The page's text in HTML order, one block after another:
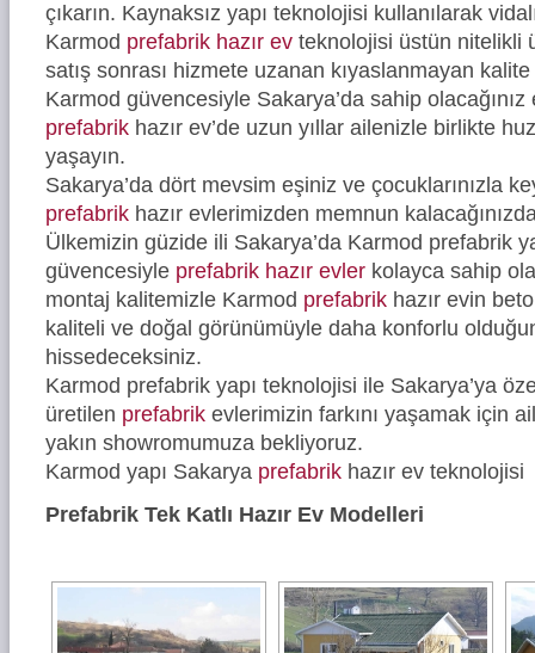
çıkarın. Kaynaksız yapı teknolojisi kullanılarak
Karmod prefabrik hazır ev teknolojisi üstün nitelikli
satış sonrası hizmete uzanan kıyaslanmayan kalite
Karmod güvencesiyle Sakarya’da sahip
prefabrik hazır ev’de uzun yıllar ailenizle birlikte
yaşayın.
Sakarya’da dört mevsim eşiniz ve çocuklarınızla
prefabrik hazır evlerimizden memnun
Ülkemizin güzide ili Sakarya’da Karmod prefabrik
güvencesiyle prefabrik hazır evler kolayca sahip
montaj kalitemizle Karmod prefabrik hazır evin
kaliteli ve doğal görünümüyle daha konforlu
hissedeceksiniz.
Karmod prefabrik yapı teknolojisi ile Sakarya’ya
üretilen prefabrik evlerimizin farkını yaşamak için
yakın showromumuza bekliyoruz.
Karmod yapı Sakarya prefabrik hazır ev teknolojisi
Prefabrik Tek Katlı Hazır Ev Modelleri